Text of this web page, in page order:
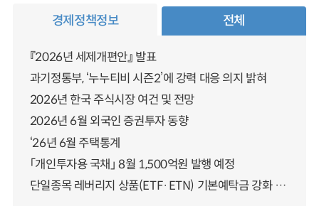
경제정책정보 전체
『2026년 세제개편안』 발표
과기정통부, ‘누누티비 시즌2’에 강력 대응 의지 밝혀
2026년 한국 주식시장 여건 및 전망
2026년 6월 외국인 증권투자 동향
‘26년 6월 주택통계
「개인투자용 국채」 8월 1,500억원 발행 예정
단일종목 레버리지 상품(ETF·ETN) 기본예탁금 강화 조기시행 방안 안내